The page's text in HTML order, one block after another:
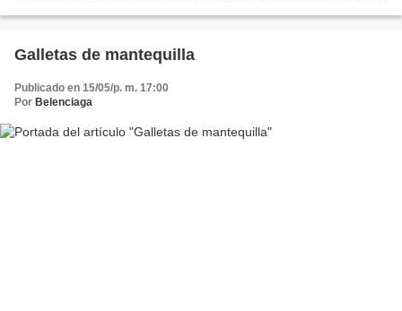
Galletas de mantequilla
Publicado en 15/05/p. m. 17:00
Por Belenciaga